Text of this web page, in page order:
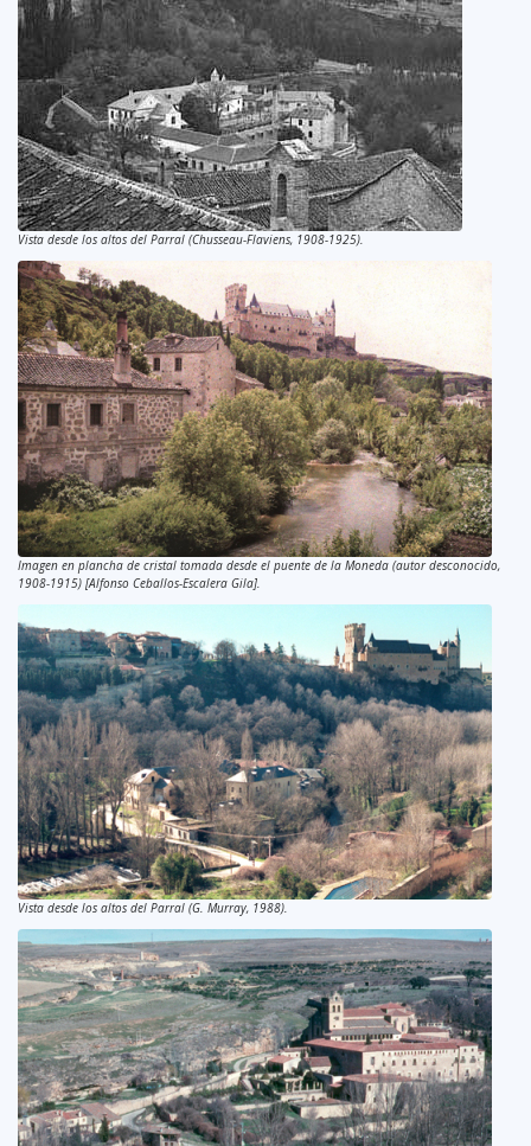
Vista desde los altos del Parral (Chusseau-Flaviens, 1908-1925).
Imagen en plancha de cristal tomada desde el puente de la Moneda (autor desconocido,
1908-1915) [Alfonso Ceballos-Escalera Gila].
Vista desde los altos del Parral (G. Murray, 1988).